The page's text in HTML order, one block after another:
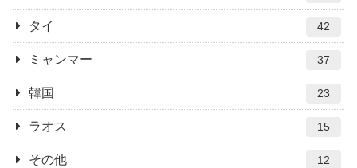
タイ 42
ミャンマー 37
韓国 23
ラオス 15
その他 12